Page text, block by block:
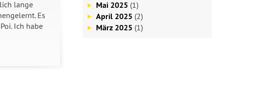
lange
Es
Ich habe
Mai 2025 (1)
April 2025 (2)
März 2025 (1)